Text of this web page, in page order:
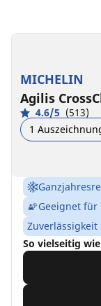
MICHELIN
Agilis
4.6/5 (513)
1
Geeignet für
Zuverlässigkeit
So vielseitig